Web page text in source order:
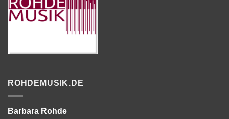
ROHDEMUSIK.DE
Barbara Rohde